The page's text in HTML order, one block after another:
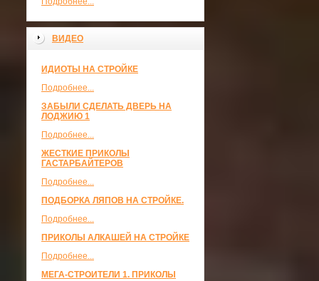
ВИДЕО
ИДИОТЫ НА СТРОЙКЕ
Подробнее...
ЗАБЫЛИ СДЕЛАТЬ ДВЕРЬ НА
ЛОДЖИЮ 1
Подробнее...
ЖЕСТКИЕ ПРИКОЛЫ
ГАСТАРБАЙТЕРОВ
Подробнее...
ПОДБОРКА ЛЯПОВ НА СТРОЙКЕ.
Подробнее...
ПРИКОЛЫ АЛКАШЕЙ НА СТРОЙКЕ
Подробнее...
МЕГА-СТРОИТЕЛИ 1. ПРИКОЛЫ